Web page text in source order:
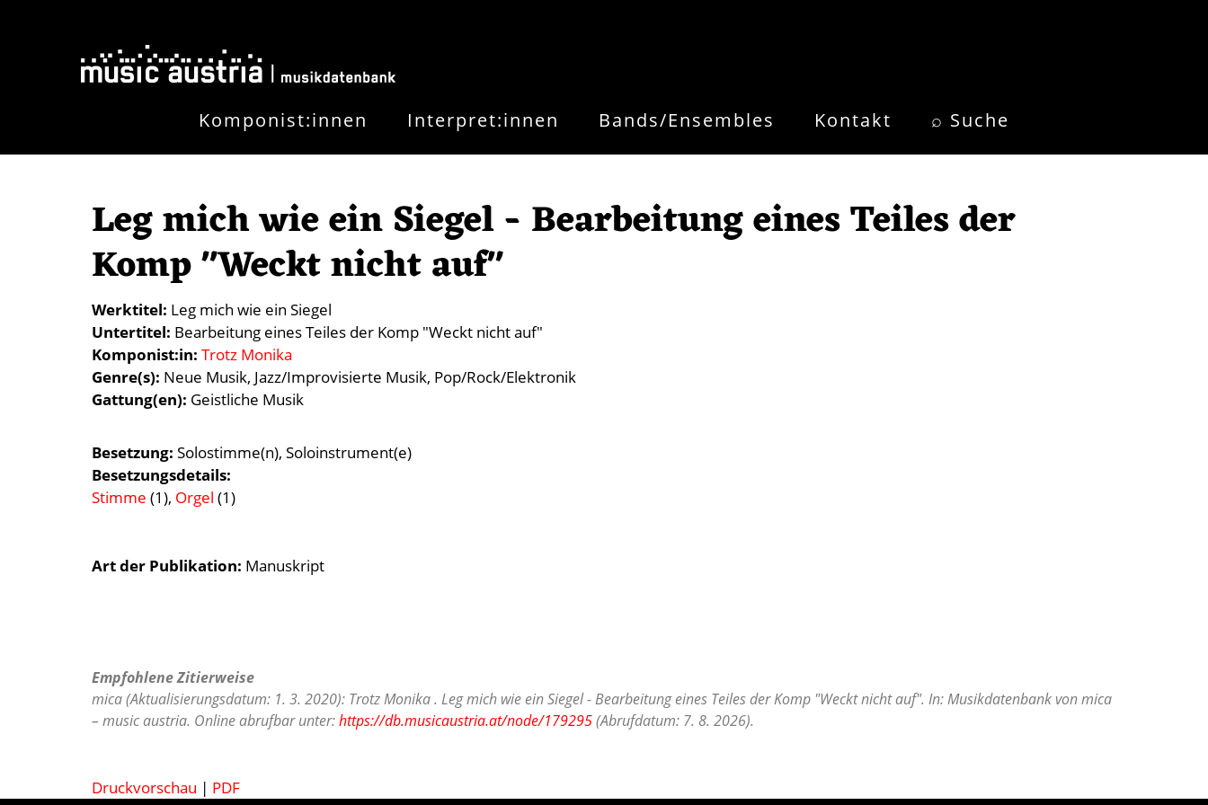
Komponist:innen Interpret:innen Bands/Ensembles Kontakt ⌕ Suche
Leg mich wie ein Siegel - Bearbeitung eines Teiles der
Komp "Weckt nicht auf"
Werktitel Leg mich wie ein Siegel
Untertitel Bearbeitung eines Teiles der Komp "Weckt nicht auf"
Komponist:in Trotz Monika
Genre(s) Neue Musik Jazz/Improvisierte Musik Pop/Rock/Elektronik
Gattung(en) Geistliche Musik
Besetzung Solostimme(n) Soloinstrument(e)
Besetzungsdetails
Stimme (1), Orgel (1)
Art der Publikation Manuskript
Empfohlene Zitierweise
mica (Aktualisierungsdatum: 1. 3. 2020): Trotz Monika . Leg mich wie ein Siegel - Bearbeitung eines Teiles der Komp "Weckt nicht auf". In: Musikdatenbank von mica
– music austria. Online abrufbar unter:https://db.musicaustria.at/node/179295(Abrufdatum: 7. 8. 2026).
Druckvorschau | PDF